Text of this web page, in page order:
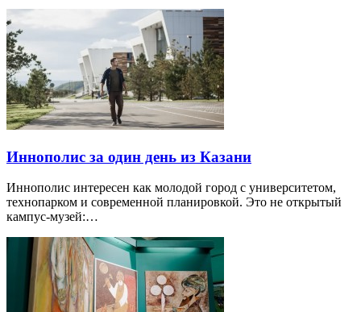
Иннополис за один день из Казани
Иннополис интересен как молодой город с университетом,
технопарком и современной планировкой. Это не открытый
кампус-музей:…